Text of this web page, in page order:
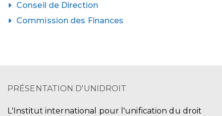
Conseil de Direction
Commission des Finances
PRÉSENTATION D'UNIDROIT
L'Institut international pour l'unification du droit